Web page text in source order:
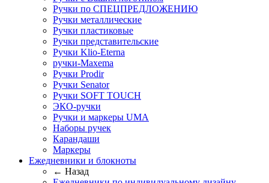
Ручки по СПЕЦПРЕДЛОЖЕНИЮ
Ручки металлические
Ручки пластиковые
Ручки представительские
Ручки Klio-Eterna
ручки-Maxema
Ручки Prodir
Ручки Senator
Ручки SOFT TOUCH
ЭКО-ручки
Ручки и маркеры UMA
Наборы ручек
Карандаши
Маркеры
Ежедневники и блокноты
← Назад